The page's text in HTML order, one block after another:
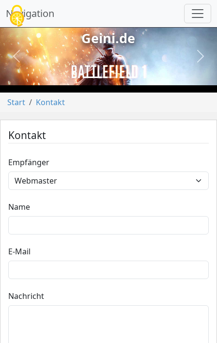
Navigation
vorheriges
Geini.de
Start Kontakt
Kontakt
Empfänger
Name
E-Mail
Nachricht
Cookie-Einstellungen